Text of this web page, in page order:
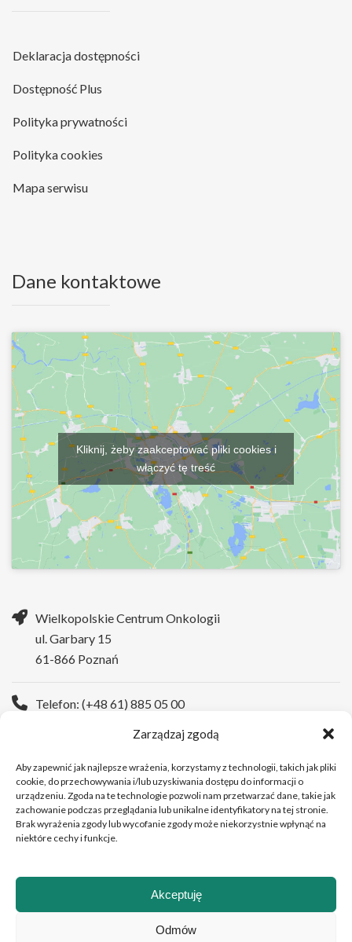
Zarządzaj zgodą
Aby zapewnić jak najlepsze wrażenia, korzystamy z technologii, takich jak pliki
cookie, do przechowywania i/lub uzyskiwania dostępu do informacji o
urządzeniu. Zgoda na te technologie pozwoli nam przetwarzać dane, takie jak
zachowanie podczas przeglądania lub unikalne identyfikatory na tej stronie.
Brak wyrażenia zgody lub wycofanie zgody może niekorzystnie wpłynąć na
niektóre cechy i funkcje.
Akceptuję
Odmów
Deklaracja dostępności
Dostępność Plus
Polityka prywatności
Polityka cookies
Mapa serwisu
Dane kontaktowe
Kliknij, żeby zaakceptować pliki cookies i
włączyć tę treść
Wielkopolskie Centrum Onkologii
ul. Garbary 15
61-866 Poznań
Telefon: (+48 61) 885 05 00
Copyright © 2026 Wielkopolskie Centrum Onkologii